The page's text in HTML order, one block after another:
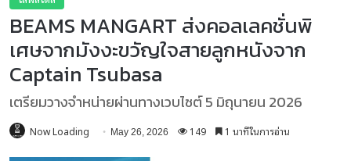
BEAMS MANGART ส่งคอลเลคชั่นพิ
เศษจากมังงะขวัญใจสายลูกหนังจาก
Captain Tsubasa
เตรียมวางจำหน่ายผ่านทางเวบไซต์ 5 มิถุนายน 2026
Now Loading May 26, 2026 149 1 นาทีในการอ่าน